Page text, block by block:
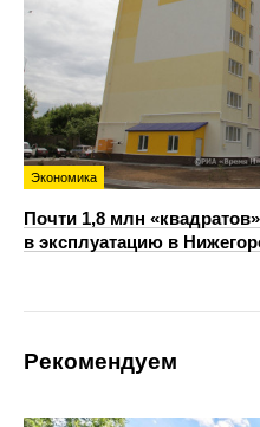
Экономика
Почти 1,8 млн
в эксплуатацию в
Рекомендуем